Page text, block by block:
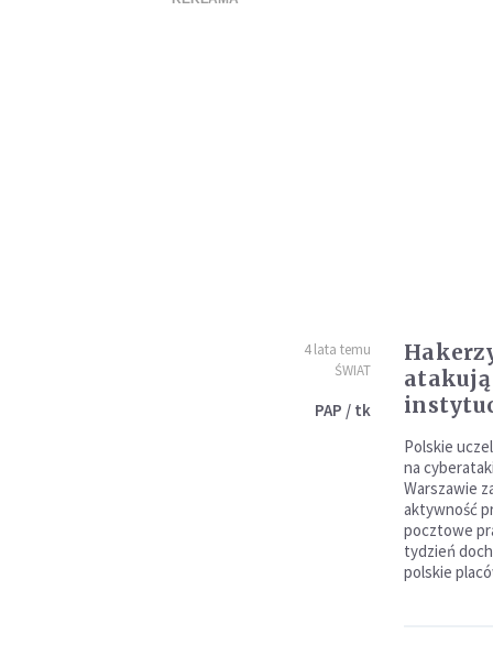
4 lata temu
ŚWIAT
PAP / tk
Polskie
na
Warszawie
aktywność
pocztowe
tydzień
polskie